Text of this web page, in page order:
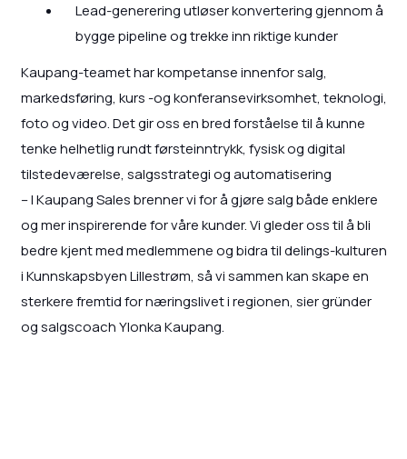
Lead-generering utløser konvertering gjennom å
bygge pipeline og trekke inn riktige kunder
Kaupang-teamet har kompetanse innenfor salg,
markedsføring, kurs -og konferansevirksomhet, teknologi,
foto og video. Det gir oss en bred forståelse til å kunne
tenke helhetlig rundt førsteinntrykk, fysisk og digital
tilstedeværelse, salgsstrategi og automatisering
– I Kaupang Sales brenner vi for å gjøre salg både enklere
og mer inspirerende for våre kunder. Vi gleder oss til å bli
bedre kjent med medlemmene og bidra til delings-kulturen
i Kunnskapsbyen Lillestrøm, så vi sammen kan skape en
sterkere fremtid for næringslivet i regionen, sier gründer
og salgscoach Ylonka Kaupang.